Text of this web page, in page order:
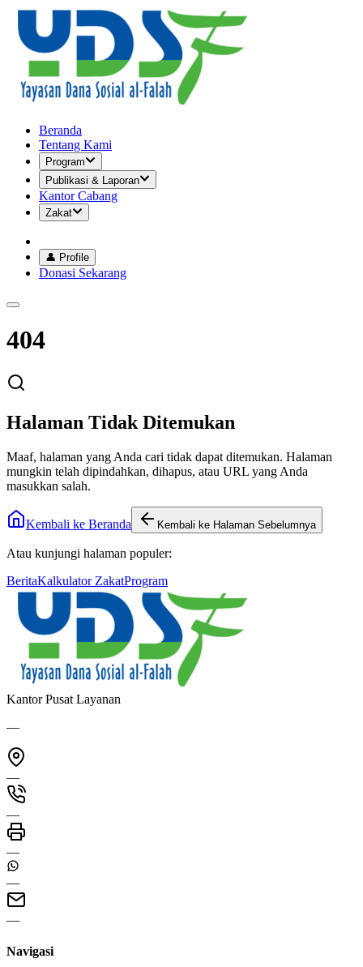
Beranda
Tentang Kami
Program
Publikasi & Laporan
Kantor Cabang
Zakat
👤 Profile
Donasi Sekarang
404
Halaman Tidak Ditemukan
Maaf, halaman yang Anda cari tidak dapat ditemukan. Halaman
mungkin telah dipindahkan, dihapus, atau URL yang Anda
masukkan salah.
Kembali ke Beranda Kembali ke Halaman Sebelumnya
Atau kunjungi halaman populer:
BeritaKalkulator ZakatProgram
Kantor Pusat Layanan
—
—
—
—
—
—
Navigasi